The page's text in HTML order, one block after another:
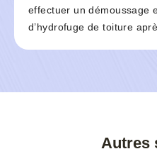
effectuer un démoussage
d’hydrofuge de toiture
Autres